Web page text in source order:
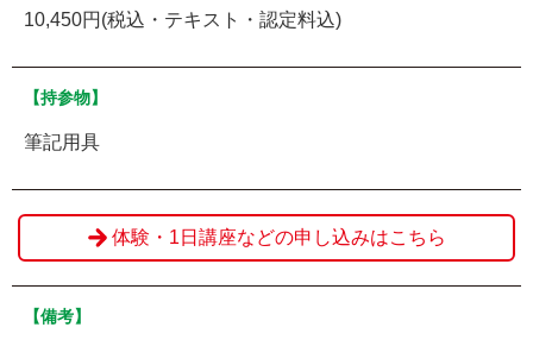
10,450円(税込・テキスト・認定料込)
【持参物】
筆記用具
体験・1日講座などの申し込みはこちら
【備考】